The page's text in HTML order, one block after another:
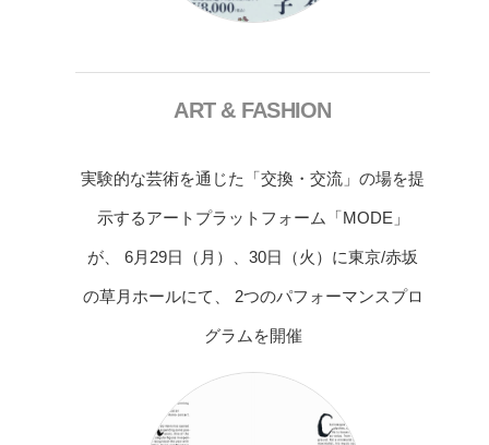
ART & FASHION
実験的な芸術を通じた「交換・交流」の場を提
示するアートプラットフォーム「MODE」
が、 6月29日（月）、30日（火）に東京/赤坂
の草月ホールにて、 2つのパフォーマンスプロ
グラムを開催